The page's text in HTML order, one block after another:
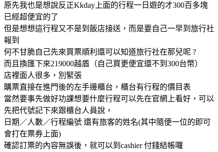
原先我也是想說反正Kkday上面的行程一日遊的才300百多塊
已經超便宜的了
但是想想這行程又不是到飯店接送，而是要自己一早到旅行社
報到
何不甘脆自己先來買票順利還可以知道旅行社在那兒呢 ?
而且換匯下來219000越盾（自己買更便宜還不到300台幣）
店裡面人很多，別緊張
購票直接在進門後的左手邊櫃台，櫃台有行程的價目表
當然要事先做好功課想要什麼行程可以先在官網上看好，可以
先把代號記下來跟櫃台人員說，
日期／人數／行程編號 還有旅客的姓名(其中隨便一位的即可
會打在票券上面)
確認訂票的內容無誤後，就可以到cashier 付錢結帳囉